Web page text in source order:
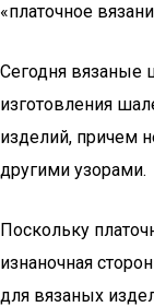
«платочное
Сегодня вязаные
изготовления
изделий, причем
другими узорами.
Поскольку
изнаночная
для вязаных